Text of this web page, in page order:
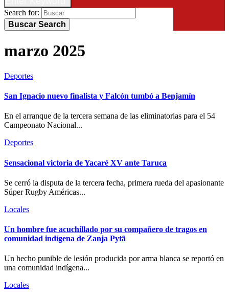
Search for:
Buscar Search
marzo 2025
Deportes
San Ignacio nuevo finalista y Falcón tumbó a Benjamín
En el arranque de la tercera semana de las eliminatorias para el 54
Campeonato Nacional...
Deportes
Sensacional victoria de Yacaré XV ante Taruca
Se cerró la disputa de la tercera fecha, primera rueda del apasionante
Súper Rugby Américas...
Locales
Un hombre fue acuchillado por su compañero de tragos en
comunidad indígena de Zanja Pytã
Un hecho punible de lesión producida por arma blanca se reportó en
una comunidad indígena...
Locales